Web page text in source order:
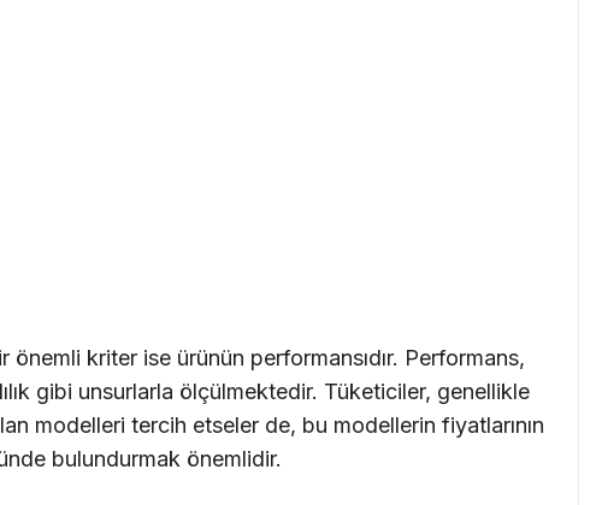
önemli kriter ise ürünün performansıdır. Performans,
gibi unsurlarla ölçülmektedir. Tüketiciler, genellikle
modelleri tercih etseler de, bu modellerin fiyatlarının
bulundurmak önemlidir.